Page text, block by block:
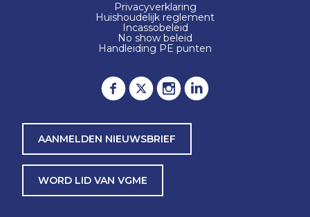
Privacyverklaring
Huishoudelijk reglement
Incassobeleid
No show beleid
Handleiding PE punten
AANMELDEN NIEUWSBRIEF
WORD LID VAN VGME